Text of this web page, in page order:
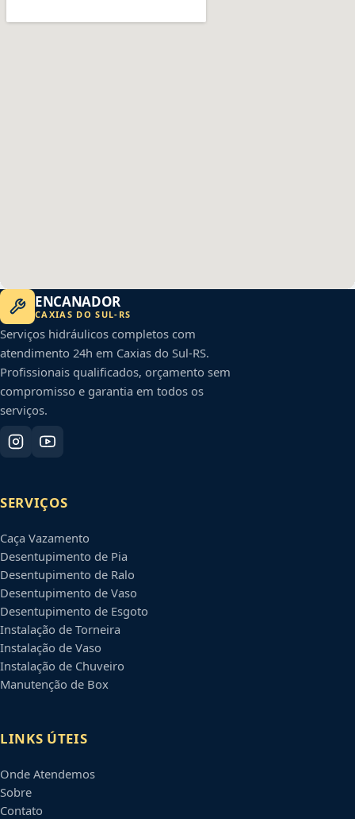
ENCANADOR
CAXIAS DO SUL- RS
Serviços hidráulicos completos com
atendimento 24h em Caxias do Sul-RS.
Profissionais qualificados, orçamento sem
compromisso e garantia em todos os
serviços.
SERVIÇOS
Caça Vazamento
Desentupimento de Pia
Desentupimento de Ralo
Desentupimento de Vaso
Desentupimento de Esgoto
Instalação de Torneira
Instalação de Vaso
Instalação de Chuveiro
Manutenção de Box
LINKS ÚTEIS
Onde Atendemos
Sobre
Contato